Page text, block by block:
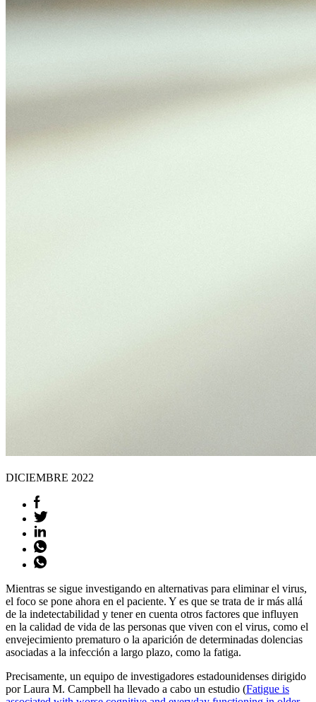
DICIEMBRE 2022
Mientras se sigue investigando en alternativas para eliminar el virus,
el foco se pone ahora en el paciente. Y es que se trata de ir más allá
de la indetectabilidad y tener en cuenta otros factores que influyen
en la calidad de vida de las personas que viven con el virus, como el
envejecimiento prematuro o la aparición de determinadas dolencias
asociadas a la infección a largo plazo, como la fatiga.
Precisamente, un equipo de investigadores estadounidenses dirigido
por Laura M. Campbell ha llevado a cabo un estudio (Fatigue is